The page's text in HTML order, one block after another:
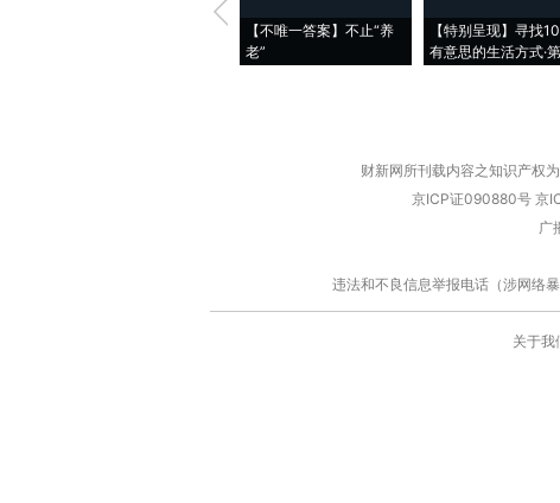
【不唯一答案】不止“养
老”
【特别呈现】寻找
有意思的生活方式·
财新网所刊载内容之知识产权
京ICP证090880号 京
广
违法和不良信息举报电话（涉网
关于我